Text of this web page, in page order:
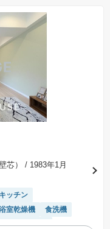
芯）
/ 1983年1月
ッチン
室乾燥機
食洗機
(普通車)あり